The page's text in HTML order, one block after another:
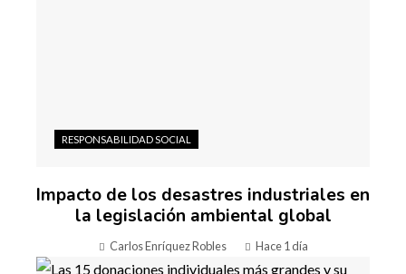
RESPONSABILIDAD SOCIAL
Impacto de los desastres industriales en
la legislación ambiental global
Carlos Enríquez Robles Hace 1 día